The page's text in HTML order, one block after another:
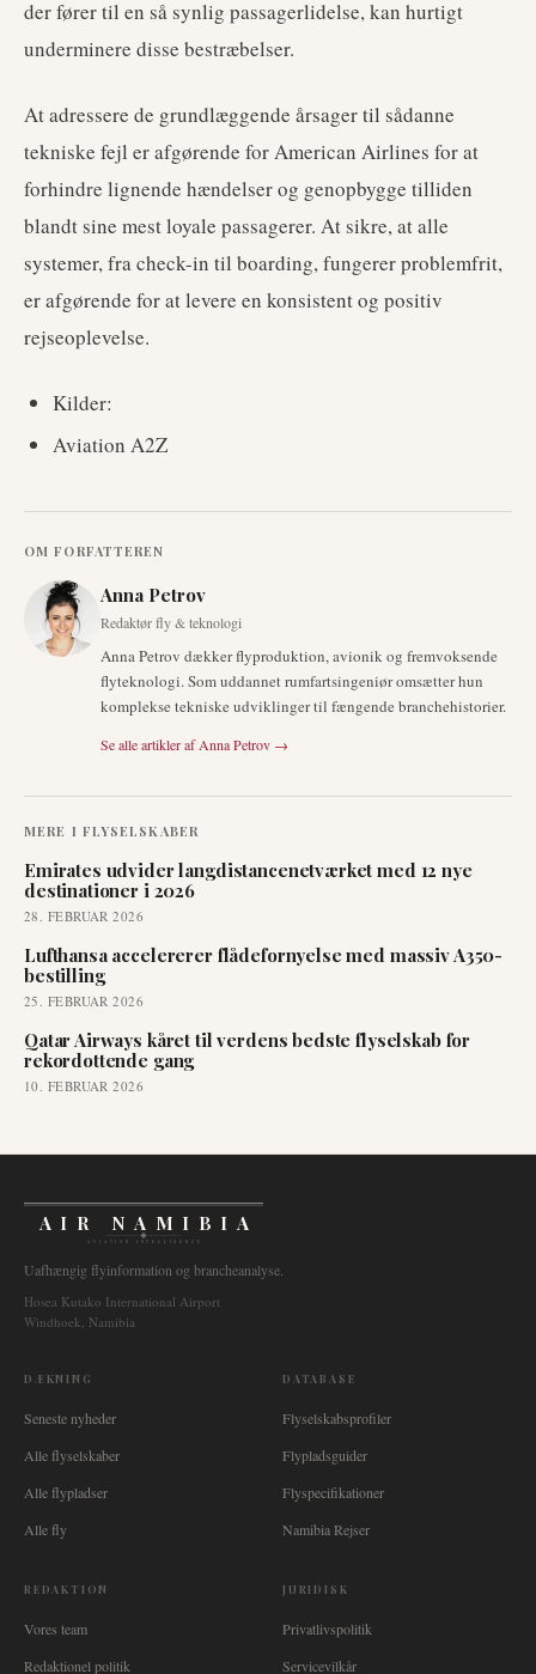
der fører til en så synlig passagerlidelse, kan hurtigt
underminere disse bestræbelser.
At adressere de grundlæggende årsager til sådanne
tekniske fejl er afgørende for American Airlines for at
forhindre lignende hændelser og genopbygge tilliden
blandt sine mest loyale passagerer. At sikre, at alle
systemer, fra check-in til boarding, fungerer problemfrit,
er afgørende for at levere en konsistent og positiv
rejseoplevelse.
Kilder:
Aviation A2Z
OM FORFATTEREN
Anna Petrov
Redaktør fly & teknologi
Anna Petrov dækker flyproduktion, avionik og fremvoksende
flyteknologi. Som uddannet rumfartsingeniør omsætter hun
komplekse tekniske udviklinger til fængende branchehistorier.
Se alle artikler af Anna Petrov →
MERE I FLYSELSKABER
Emirates udvider langdistancenetværket med 12 nye
destinationer i 2026
28. FEBRUAR 2026
Lufthansa accelererer flådefornyelse med massiv A350-
bestilling
25. FEBRUAR 2026
Qatar Airways kåret til verdens bedste flyselskab for
rekordottende gang
10. FEBRUAR 2026
AIR NAMIBIA
AVIATION INTELLIGENCE
Uafhængig flyinformation og brancheanalyse.
Hosea Kutako International Airport
Windhoek, Namibia
DÆKNING
Seneste nyheder
Alle flyselskaber
Alle flypladser
Alle fly
DATABASE
Flyselskabsprofiler
Flypladsguider
Flyspecifikationer
Namibia Rejser
REDAKTION
Vores team
Redaktionel politik
JURIDISK
Privatlivspolitik
Servicevilkår